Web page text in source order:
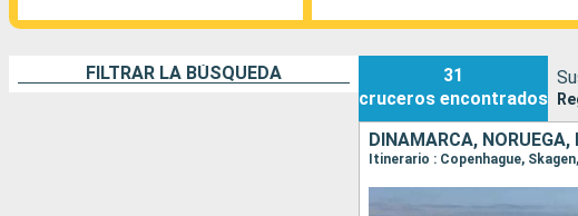
FILTRAR LA BÚSQUEDA
31
cruceros encontrados